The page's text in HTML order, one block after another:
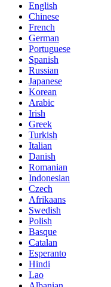
English
Chinese
French
German
Portuguese
Spanish
Russian
Japanese
Korean
Arabic
Irish
Greek
Turkish
Italian
Danish
Romanian
Indonesian
Czech
Afrikaans
Swedish
Polish
Basque
Catalan
Esperanto
Hindi
Lao